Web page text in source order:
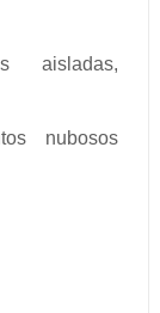
aisladas,
nubosos